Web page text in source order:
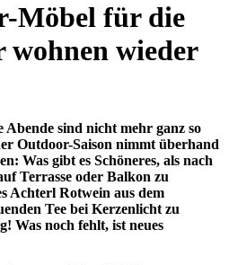
Möbel für die
wohnen wieder
Abende sind nicht mehr ganz so
Outdoor-Saison nimmt überhand
Was gibt es Schöneres, als nach
Terrasse oder Balkon zu
Achterl Rotwein aus dem
Tee bei Kerzenlicht zu
Was noch fehlt, ist neues